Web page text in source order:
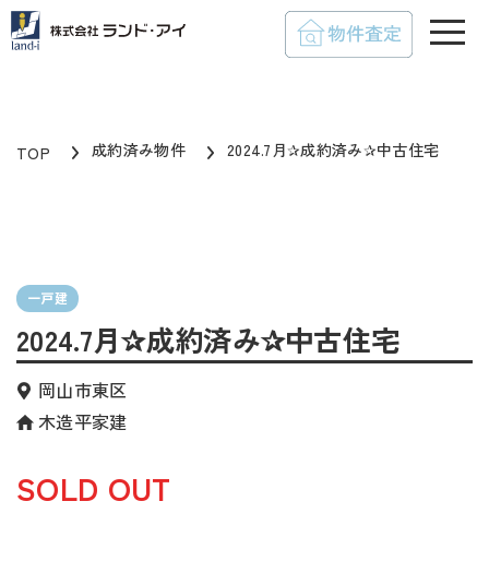
TOP 成約済み物件 2024.7月✰成約済み✰中古住宅
一戸建
2024.7月✰成約済み✰中古住宅
岡山市東区
木造平家建
SOLD OUT